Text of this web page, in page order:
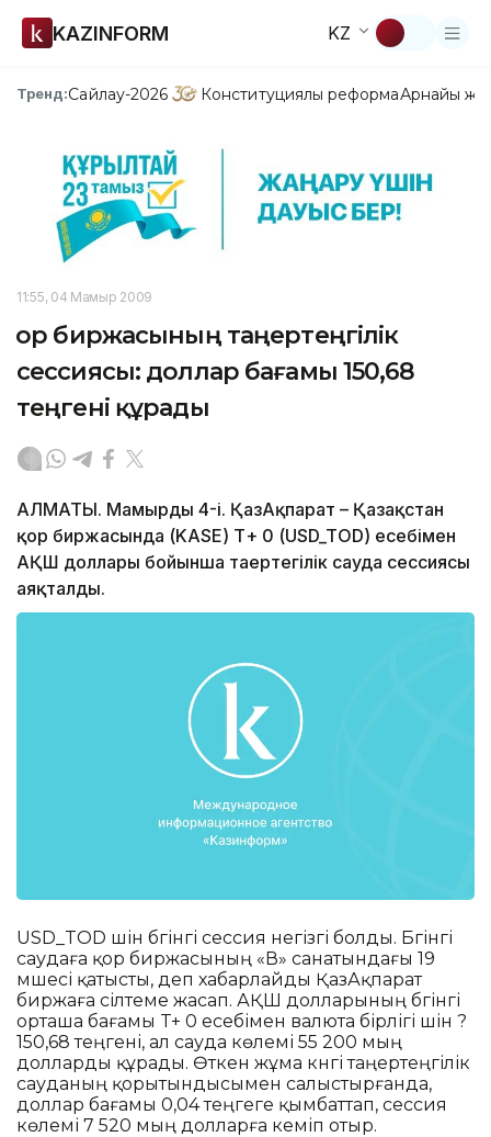
KAZINFORM KZ
Тренд:Сайлау-2026 Конституциялық реформаАрнайы
11:55, 04 Мамыр 2009
Қор биржасының таңертеңгілік
сессиясы: доллар бағамы 150,68
теңгені құрады
АЛМАТЫ. Мамырдың 4-і. ҚазАқпарат – Қазақстан
қор биржасында (KASE) Т+ 0 (USD_TOD) есебімен
АҚШ доллары бойынша таңертеңгілік сауда сессиясы
аяқталды.
USD_TOD үшін бүгінгі сессия негізгі болды. Бүгінгі
саудаға қор биржасының «В» санатындағы 19
мүшесі қатысты, деп хабарлайды ҚазАқпарат
биржаға сілтеме жасап. АҚШ долларының бүгінгі
орташа бағамы T+ 0 есебімен валюта бірлігі үшін ?
150,68 теңгені, ал сауда көлемі 55 200 мың
долларды құрады. Өткен жұма күнгі таңертеңгілік
сауданың қорытындысымен салыстырғанда,
доллар бағамы 0,04 теңгеге қымбаттап, сессия
көлемі 7 520 мың долларға кеміп отыр.